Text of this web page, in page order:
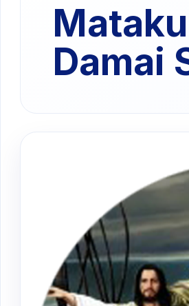
Damai